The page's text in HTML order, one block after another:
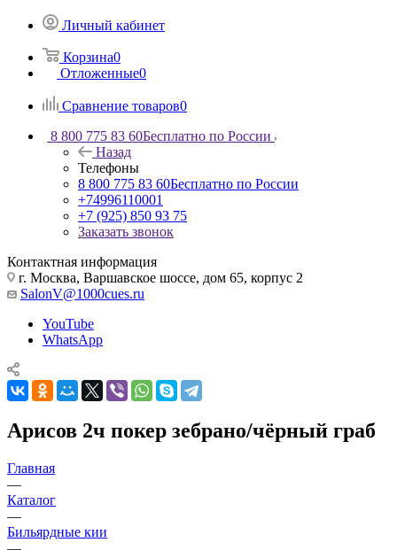
Личный кабинет
Корзина0
Отложенные0
Сравнение товаров0
8 800 775 83 60Бесплатно по России
Назад
Телефоны
8 800 775 83 60Бесплатно по России
+74996110001
+7 (925) 850 93 75
Заказать звонок
Контактная информация
г. Москва, Варшавское шоссе, дом 65, корпус 2
SalonV@1000cues.ru
YouTube
WhatsApp
Арисов 2ч покер зебрано/чёрный граб
Главная
—
Каталог
—
Бильярдные кии